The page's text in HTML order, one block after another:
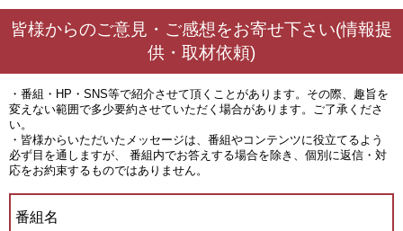
皆様からのご意見・ご感想をお寄せ下さい(情報提
供・取材依頼)
・番組・HP・SNS等で紹介させて頂くことがあります。その際、趣旨を
変えない範囲で多少要約させていただく場合があります。ご了承くださ
い。
・皆様からいただいたメッセージは、番組やコンテンツに役立てるよう
必ず目を通しますが、 番組内でお答えする場合を除き、個別に返信・対
応をお約束するものではありません。
番組名